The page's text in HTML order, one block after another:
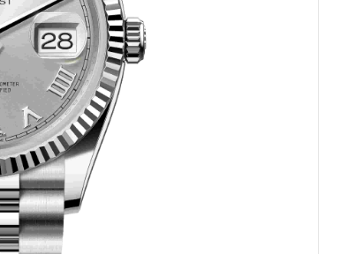
融中心写字楼（芙蓉广场）10层13室（需提前预约）
室（需提前预约）
品牌授权店）3层整层（需提前预约）
品牌授权店）1层整层（需提前预约）
品牌授权店）1层整层（需提前预约）
）C座17层17-B（需提前预约）
（需提前预约）
字楼29层03室（需提前预约）
需提前预约）
层1205室（需提前预约）